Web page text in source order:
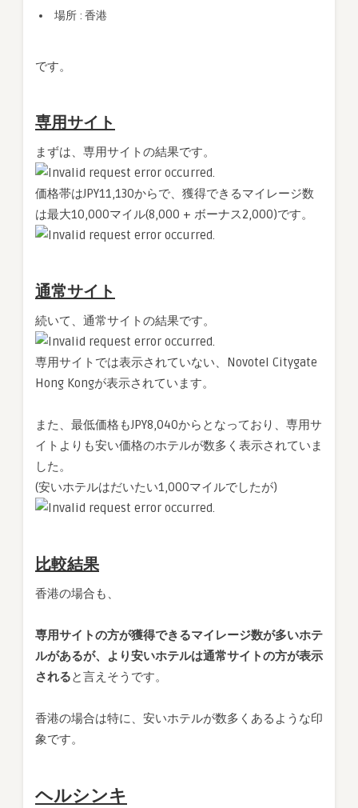
場所 : 香港
です。
専用サイト
まずは、専用サイトの結果です。
価格帯はJPY11,130からで、獲得できるマイレージ数
は最大10,000マイル(8,000 + ボーナス2,000)です。
通常サイト
続いて、通常サイトの結果です。
専用サイトでは表示されていない、Novotel Citygate
Hong Kongが表示されています。
また、最低価格もJPY8,040からとなっており、専用サ
イトよりも安い価格のホテルが数多く表示されていま
した。
(安いホテルはだいたい1,000マイルでしたが)
比較結果
香港の場合も、
専用サイトの方が獲得できるマイレージ数が多いホテ
ルがあるが、より安いホテルは通常サイトの方が表示
されると言えそうです。
香港の場合は特に、安いホテルが数多くあるような印
象です。
ヘルシンキ